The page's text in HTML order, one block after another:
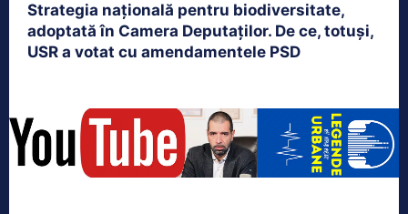
Strategia națională pentru biodiversitate,
adoptată în Camera Deputaților. De ce, totuși,
USR a votat cu amendamentele PSD